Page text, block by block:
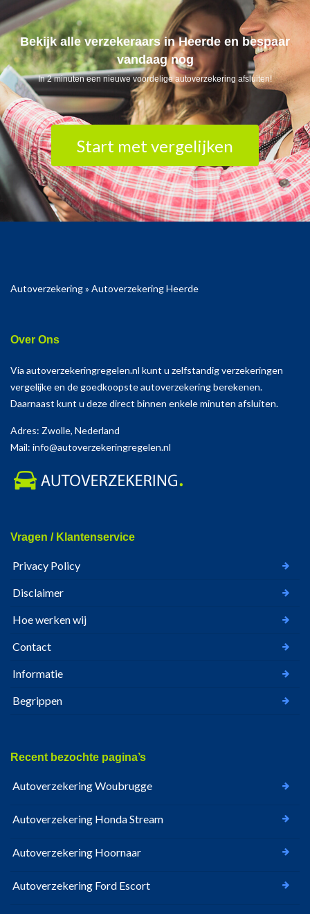
Bekijk alle verzekeraars in Heerde en bespaar
vandaag nog
In 2 minuten een nieuwe voordelige autoverzekering afsluiten!
Start met vergelijken
Autoverzekering» Autoverzekering Heerde
Over Ons
Via autoverzekeringregelen.nl kunt u zelfstandig verzekeringen
vergelijke en de goedkoopste autoverzekering berekenen.
Daarnaast kunt u deze direct binnen enkele minuten afsluiten.
Adres: Zwolle, Nederland
Mail: info@autoverzekeringregelen.nl
Vragen / Klantenservice
Privacy Policy
Disclaimer
Hoe werken wij
Contact
Informatie
Begrippen
Recent bezochte pagina’s
Autoverzekering Woubrugge
Autoverzekering Honda Stream
Autoverzekering Hoornaar
Autoverzekering Ford Escort